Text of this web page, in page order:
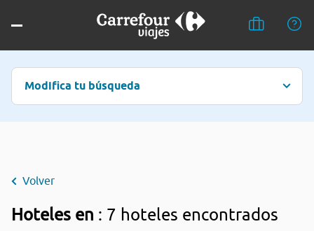
Modifica tu búsqueda
Volver
Hoteles en : 7 hoteles encontrados